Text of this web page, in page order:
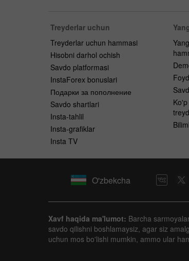
Treyderlar uchun
Treyderlar uchun hammasi
Hisobni darhol ochish
Savdo platformasi
InstaForex bonuslari
Подарки за пополнение
Savdo shartlari
Insta-tahlil
Insta-grafiklar
Insta TV
O'zbekcha
Xavf haqida ma'lumot: Barcha
savdo qilishni boshlamaysiz, agar siz
uchun mos bo'lishi mumkin, ammo ular